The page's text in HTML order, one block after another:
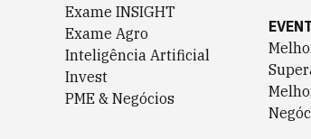
Exame INSIGHT
Exame Agro
Inteligência Artificial
Invest
PME & Negócios